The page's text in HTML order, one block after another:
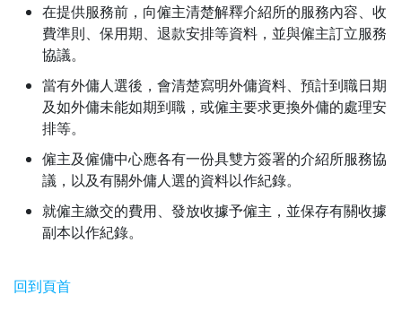
在提供服務前，向僱主清楚解釋介紹所的服務內容、收
費準則、保用期、退款安排等資料，並與僱主訂立服務
協議。
當有外傭人選後，會清楚寫明外傭資料、預計到職日期
及如外傭未能如期到職，或僱主要求更換外傭的處理安
排等。
僱主及僱傭中心應各有一份具雙方簽署的介紹所服務協
議，以及有關外傭人選的資料以作紀錄。
就僱主繳交的費用、發放收據予僱主，並保存有關收據
副本以作紀錄。
回到頁首